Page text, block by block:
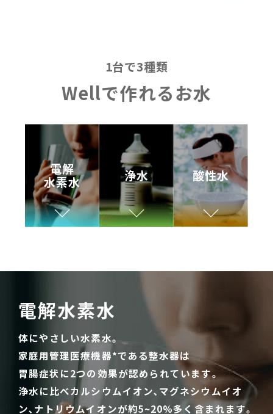
1台で3種類
Wellで作れるお水
電解
水素水 浄水 酸性水
電解水素水
体にやさしい水素水。
家庭用管理医療機器*である整水器は
胃腸症状に2つの効果が認められています。
浄水に比べカルシウムイオン､マグネシウムイオ
ン､ナトリウムイオンが約5~20%多く含まれます。